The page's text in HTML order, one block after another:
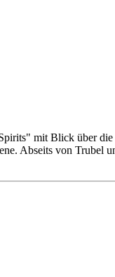
mit Blick über
Abseits von Trubel